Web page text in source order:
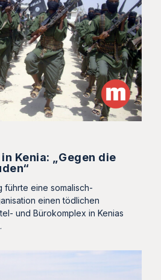
Kenia: „Gegen die
führte eine somalisch-
einen tödlichen
und Bürokomplex in Kenias